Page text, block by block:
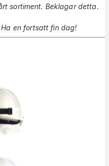
sortiment. Beklagar detta.
en fortsatt fin dag!